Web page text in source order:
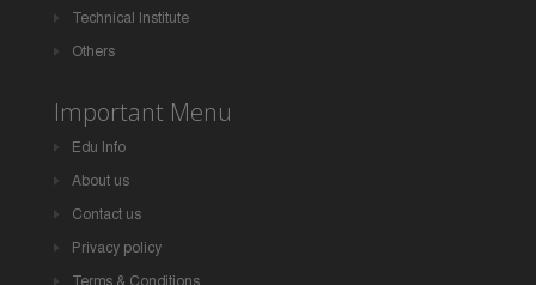
Technical Institute
Others
Important Menu
Edu Info
About us
Contact us
Privacy policy